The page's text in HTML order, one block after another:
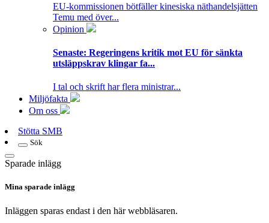
EU-kommissionen bötfäller kinesiska näthandelsjätten
Temu med över...
Opinion
Senaste: Regeringens kritik mot EU för sänkta
utsläppskrav klingar fa...
I tal och skrift har flera ministrar...
Miljöfakta
Om oss
Stötta SMB
Sök
Sparade inlägg
Mina sparade inlägg
Inläggen sparas endast i den här webbläsaren.